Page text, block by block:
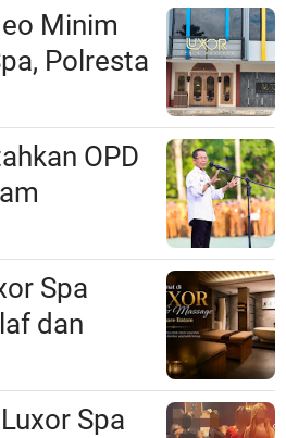
Minim
Polresta
Hukum
OPD
Spa
dan
Spa